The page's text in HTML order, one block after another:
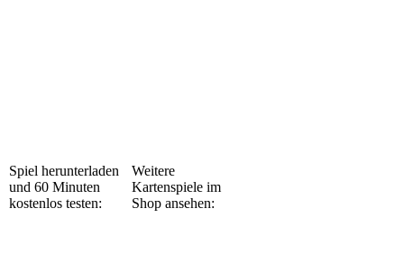
Spiel herunterladen
und 60 Minuten
kostenlos testen:
Weitere
Kartenspiele im
Shop ansehen: